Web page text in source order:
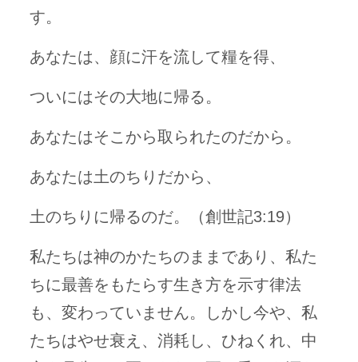
す。
あなたは、顔に汗を流して糧を得、
ついにはその大地に帰る。
あなたはそこから取られたのだから。
あなたは土のちりだから、
土のちりに帰るのだ。（創世記3:19）
私たちは神のかたちのままであり、私た
ちに最善をもたらす生き方を示す律法
も、変わっていません。しかし今や、私
たちはやせ衰え、消耗し、ひねくれ、中